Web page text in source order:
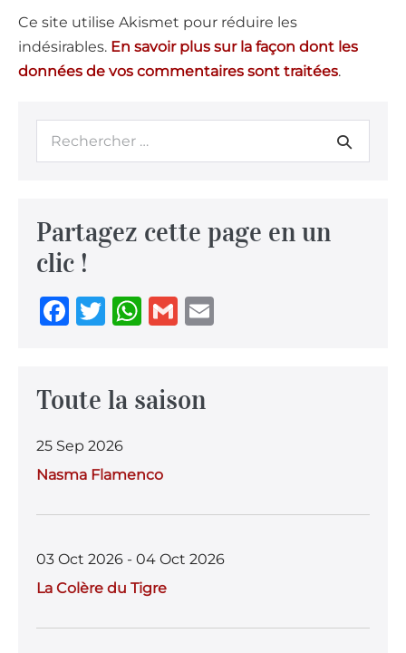
Ce site utilise Akismet pour réduire les
indésirables. En savoir plus sur la façon dont les
données de vos commentaires sont traitées.
Partagez cette page en un
clic !
F
e
o
o
k
T
te
W
s
p
G
l
Toute la saison
25 Sep 2026
Nasma Flamenco
03 Oct 2026 - 04 Oct 2026
La Colère du Tigre